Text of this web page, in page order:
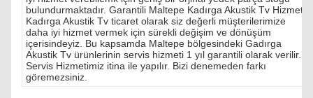
bulundurmaktadır. Garantili Maltepe Kadırga Akustik Tv Hizmeti
Kadırga Akustik Tv ticaret olarak siz değerli müşterilerimize
daha iyi hizmet vermek için sürekli değişim ve dönüşüm
içerisindeyiz. Bu kapsamda Maltepe bölgesindeki Gadırga
Akustik Tv ürünlerinin servis hizmeti 1 yıl garantili olarak verilir.
Servis Hizmetimiz itina ile yapılır. Bizi denemeden farkı
göremezsiniz.